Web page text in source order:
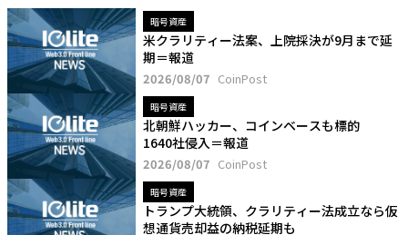
暗号資産
米クラリティー法案、上院採決が9月まで延
期＝報道
2026/08/07 CoinPost
暗号資産
北朝鮮ハッカー、コインベースも標的
1640社侵入＝報道
2026/08/07 CoinPost
暗号資産
トランプ大統領、クラリティー法成立なら仮
想通貨売却益の納税延期も